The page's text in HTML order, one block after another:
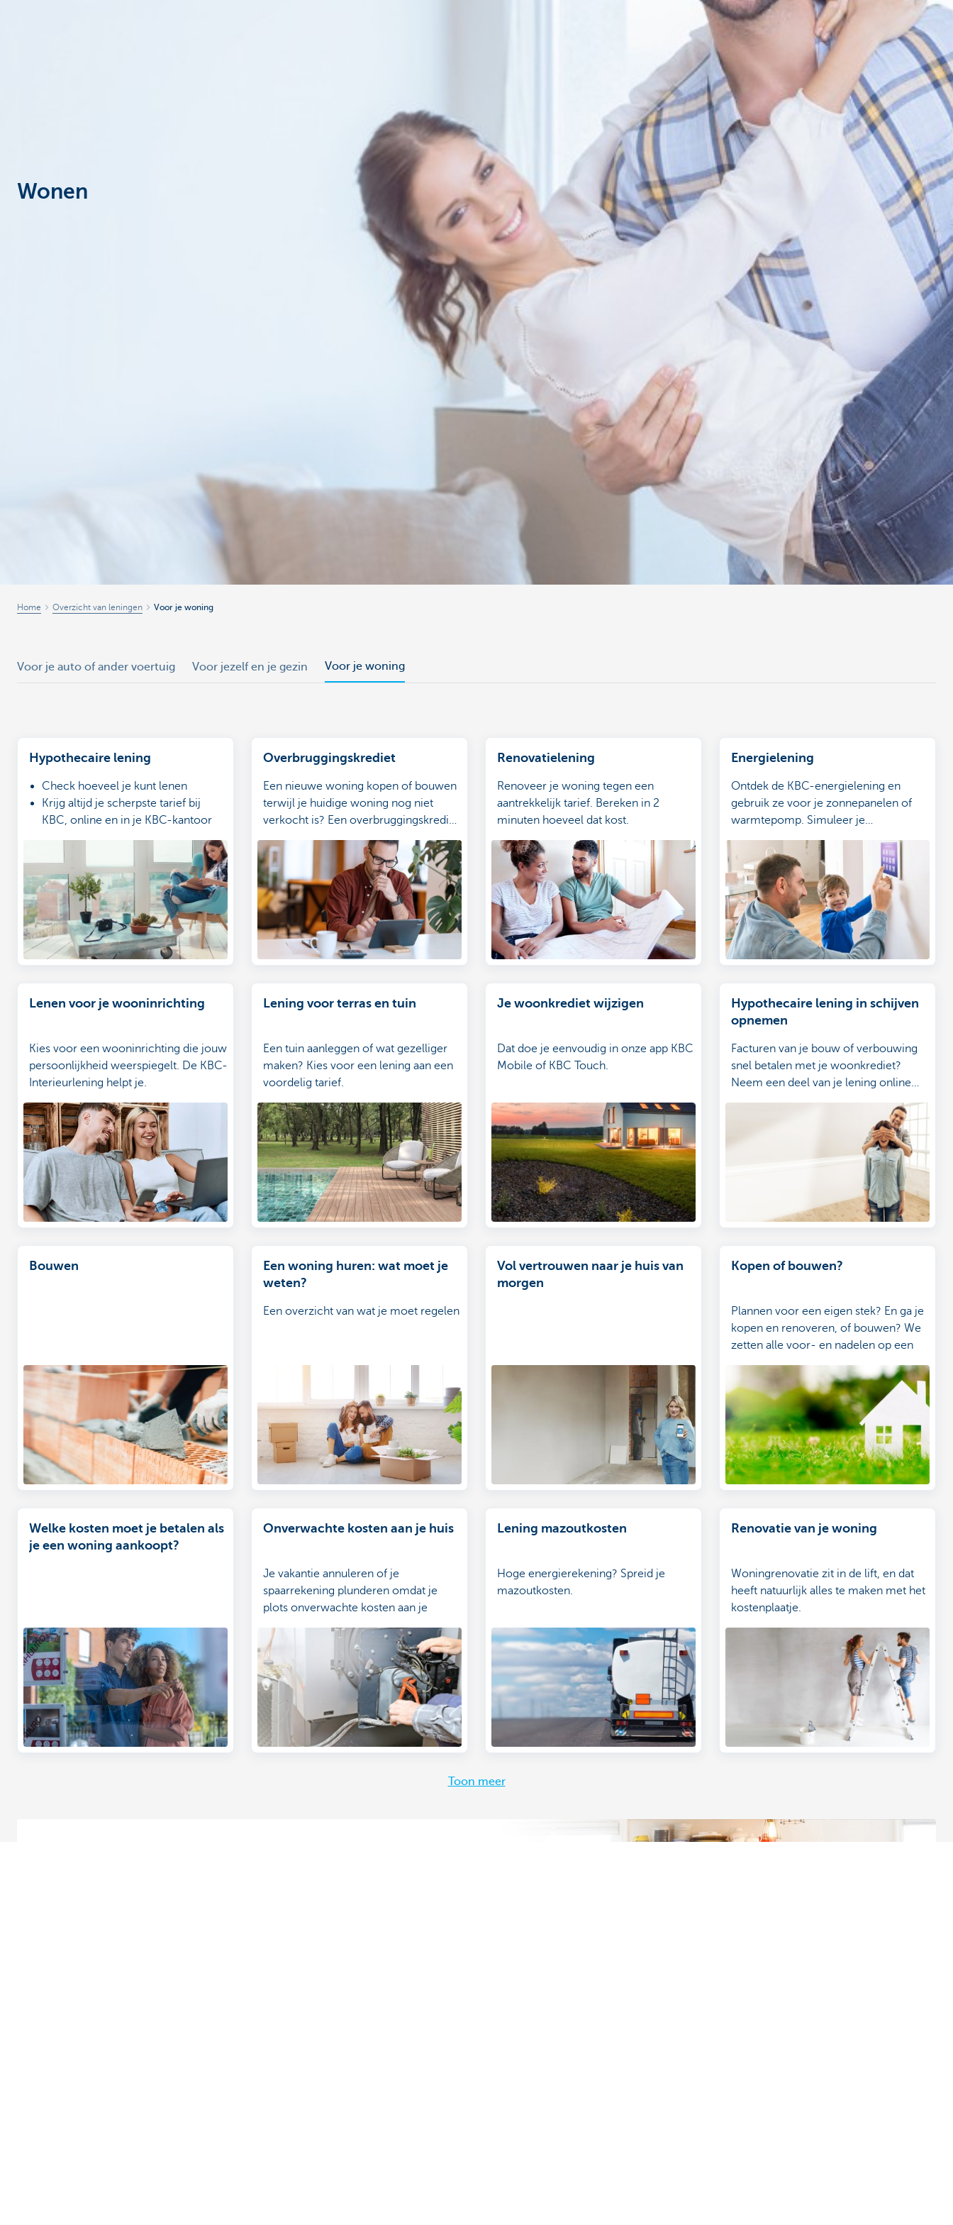
Wonen
Home Overzicht van leningen Voor je woning
Voor je auto of ander voertuig Voor jezelf en je gezin Voor je woning
Hypothecaire lening
Check hoeveel je kunt lenen
Krijg altijd je scherpste tarief bij
KBC, online en in je KBC-kantoor
Overloop je aanvraag met je
Overbruggingskrediet
Een nieuwe woning kopen of bouwen
terwijl je huidige woning nog niet
verkocht is? Een overbruggingskrediet
kan een oplossing zijn.
Renovatielening
Renoveer je woning tegen een
aantrekkelijk tarief. Bereken in 2
minuten hoeveel dat kost.
Energielening
Ontdek de KBC-energielening en
gebruik ze voor je zonnepanelen of
warmtepomp. Simuleer je
energielening online en vraag ze aan.
Lenen voor je wooninrichting
Kies voor een wooninrichting die jouw
persoonlijkheid weerspiegelt. De KBC-
Interieurlening helpt je.
Lening voor terras en tuin
Een tuin aanleggen of wat gezelliger
maken? Kies voor een lening aan een
voordelig tarief.
Je woonkrediet wijzigen
Dat doe je eenvoudig in onze app KBC
Mobile of KBC Touch.
Hypothecaire lening in schijven
opnemen
Facturen van je bouw of verbouwing
snel betalen met je woonkrediet?
Neem een deel van je lening online
op.
Bouwen
Een woning huren: wat moet je
weten?
Een overzicht van wat je moet regelen
Vol vertrouwen naar je huis van
morgen
Kopen of bouwen?
Plannen voor een eigen stek? En ga je
kopen en renoveren, of bouwen? We
zetten alle voor- en nadelen op een
rijtje.
Welke kosten moet je betalen als
je een woning aankoopt?
Onverwachte kosten aan je huis
Je vakantie annuleren of je
spaarrekening plunderen omdat je
plots onverwachte kosten aan je
woning hebt? Met een lening verteer
je die kosten veel beter.
Lening mazoutkosten
Hoge energierekening? Spreid je
mazoutkosten.
Renovatie van je woning
Woningrenovatie zit in de lift, en dat
heeft natuurlijk alles te maken met het
kostenplaatje.
Toon meer